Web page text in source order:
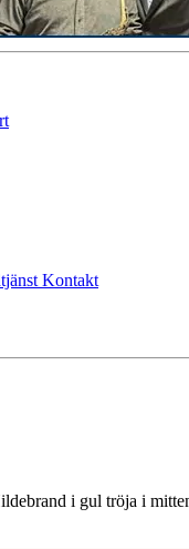
Kontakt
i gul tröja i